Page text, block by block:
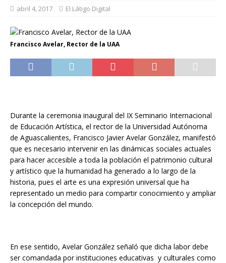
abril 4, 2017 El Látigo Digital
Francisco Avelar, Rector de la UAA
Durante la ceremonia inaugural del IX Seminario Internacional
de Educación Artística, el rector de la Universidad Autónoma
de Aguascalientes, Francisco Javier Avelar González, manifestó
que es necesario intervenir en las dinámicas sociales actuales
para hacer accesible a toda la población el patrimonio cultural
y artístico que la humanidad ha generado a lo largo de la
historia, pues el arte es una expresión universal que ha
representado un medio para compartir conocimiento y ampliar
la concepción del mundo.
En ese sentido, Avelar González señaló que dicha labor debe
ser comandada por instituciones educativas y culturales como